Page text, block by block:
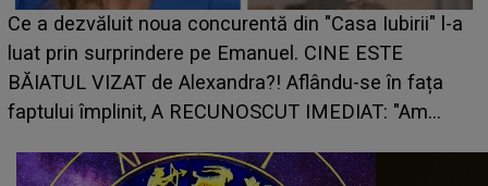
HOROSCOP 5 august 2026. Zodia
care scapă de griji și începe un
Irina